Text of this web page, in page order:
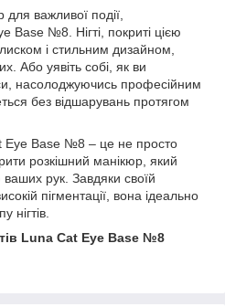
для важливої події,
Base №8. Нігті, покриті цією
і стильним дизайном,
Або уявіть собі, як ви
насолоджуючись професійним
без відшарувань протягом
Base №8 – це не просто
розкішний манікюр, який
рук. Завдяки своїй
пігментації, вона ідеально
нігтів.
Luna Cat Eye Base №8